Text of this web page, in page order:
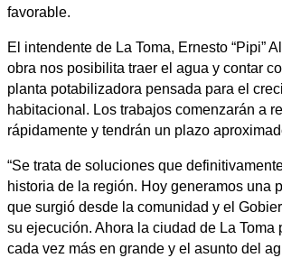
favorable.
El intendente de La Toma, Ernesto “Pipi”
obra nos posibilita traer el agua y contar
planta potabilizadora pensada para el
habitacional. Los trabajos comenzarán a
rápidamente y tendrán un plazo
“Se trata de soluciones que
historia de la región. Hoy generamos una
que surgió desde la comunidad y el
su ejecución. Ahora la ciudad de La Toma
cada vez más en grande y el asunto del